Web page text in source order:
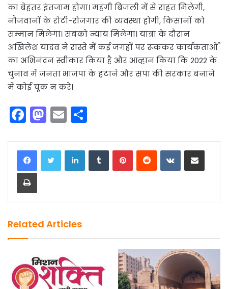
का बेहतर इंतजाम होगा। महंगी बिजली में से राहत मिलेगी,
नौजवानों के रोटी-रोजगार की व्यवस्था होगी, किसानों को
सम्मान मिलेगा। सबको न्याय मिलेगा। यात्रा के दौरान
अखिलेश यादव ने रास्ते में कई जगहों पर रूककर कार्यकतार्ओं
का अभिनंदन स्वीकार किया है और आव्हान किया कि 2022 के
चुनाव में जनता भाजपा के हटाने और सपा की सरकार बनाने
में कोई चूक न करे।
F
a
c
e
b
o
k
M
a
st
o
o
E
m
ai ar
LinkedInTumblrPinterestReddit VKontakteShare via Email
Print
Related Articles